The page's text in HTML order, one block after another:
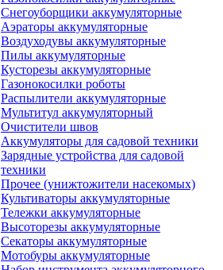
Снегоуборщики аккумуляторные
Аэраторы аккумуляторные
Воздуходувы аккумуляторные
Пилы аккумуляторные
Кусторезы аккумуляторные
Газонокосилки роботы
Распылители аккумуляторные
Мультитул аккумуляторный
Очистители швов
Аккумуляторы для садовой техники
Зарядные устройства для садовой
техники
Прочее (унижтожители насекомых)
Культиваторы аккумуляторные
Тележки аккумуляторные
Высоторезы аккумуляторные
Секаторы аккумуляторные
Мотобуры аккумуляторные